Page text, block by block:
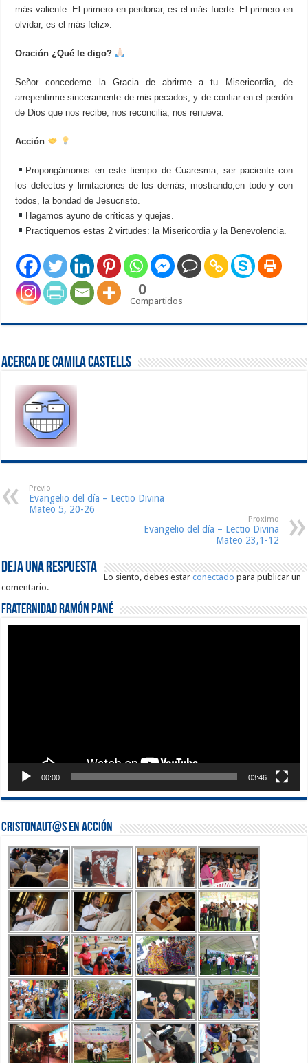
más valiente. El primero en perdonar, es el más fuerte. El primero en
olvidar, es el más feliz».
Oración ¿Qué le digo?
Señor concedeme la Gracia de abrirme a tu Misericordia, de
arrepentirme sinceramente de mis pecados, y de confiar en el perdón
de Dios que nos recibe, nos reconcilia, nos renueva.
Acción
Propongámonos en este tiempo de Cuaresma, ser paciente con
los defectos y limitaciones de los demás, mostrando,en todo y con
todos, la bondad de Jesucristo.
Hagamos ayuno de críticas y quejas.
Practiquemos estas 2 virtudes: la Misericordia y la Benevolencia.
0
Compartidos
Acerca de Camila Castells
Previo
Evangelio del día – Lectio Divina
Mateo 5, 20-26
Proximo
Evangelio del día – Lectio Divina
Mateo 23,1-12
Deja una respuesta
Lo siento, debes estarconectado para publicar un
comentario.
Fraternidad Ramón Pané
00:00 03:46
Cristonaut@s en Acción